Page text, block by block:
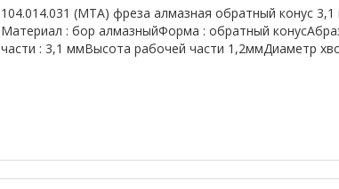
104.014.031 (МТА) фреза алмазная обратный конус
Материал : бор алмазныйФорма : обратный
части : 3,1 ммВысота рабочей части 1,2ммДиаметр